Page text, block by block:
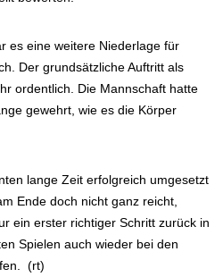
es eine weitere Niederlage für
Der grundsätzliche Auftritt als
ordentlich. Die Mannschaft hatte
gewehrt, wie es die Körper
lange Zeit erfolgreich umgesetzt
Ende doch nicht ganz reicht,
ein erster richtiger Schritt zurück in
Spielen auch wieder bei den
(rt)